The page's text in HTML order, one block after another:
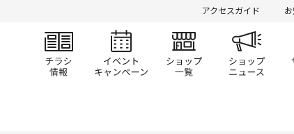
アクセスガイド
チラシ情報 イベント/キャンペーン
ショップ一覧